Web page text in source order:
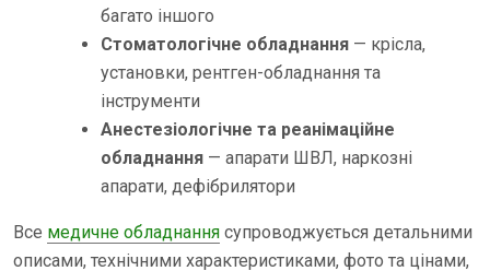
багато іншого
Стоматологічне обладнання — крісла,
установки, рентген-обладнання та
інструменти
Анестезіологічне та реанімаційне
обладнання — апарати ШВЛ, наркозні
апарати, дефібрилятори
Все медичне обладнання супроводжується детальними
описами, технічними характеристиками, фото та цінами,